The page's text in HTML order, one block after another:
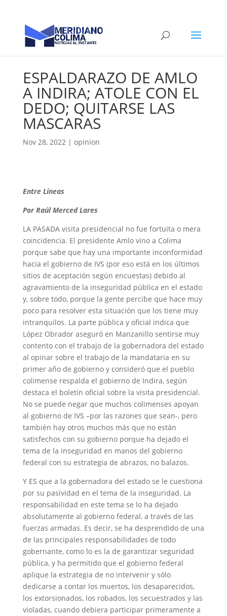
ESPALDARAZO DE AMLO
A INDIRA; ATOLE CON EL
DEDO; QUITARSE LAS
MASCARAS
Nov 28, 2022| opinion
Entre Líneas
Por Raúl Merced Lares
LA PASADA visita presidencial no fue fortuita o mera
coincidencia. El presidente Amlo vino a Colima
porque sabe que hay una importante inconformidad
hacia el gobierno de IVS (por eso está en los últimos
sitios de aceptación según encuestas) debido al
agravamiento de la inseguridad pública en el estado
y, sobre todo, porque la gente percibe que hace muy
poco para resolver esta situación que los tiene muy
intranquilos. La parte pública y oficial indica que
López Obrador aseguró en Manzanillo sentirse muy
contento con el trabajo de la gobernadora del estado
al opinar sobre el trabajo de la mandataria en su
primer año de gobierno y consideró que el pueblo
colimense respalda el gobierno de Indira, según
destaca el boletín oficial sobre la visita presidencial.
No se puede negar que muchos colimenses apoyan
al gobierno de IVS –por las razones que sean-, pero
también hay otros muchos más que no están
satisfechos con su gobierno porque ha dejado el
tema de la inseguridad en manos del gobierno
federal con su estrategia de abrazos, no balazos.
Y ES que a la gobernadora del estado se le cuestiona
por su pasividad en el tema de la inseguridad. La
responsabilidad en este tema se lo ha dejado
absolutamente al gobierno federal, a través de las
fuerzas armadas. Es decir, se ha desprendido de una
de las principales responsabilidades de todo
gobernante, como lo es la de garantizar seguridad
pública, y ha permitido que el gobierno federal
aplique la estrategia de no intervenir y sólo
dedicarse a contar los muertos, los desaparecidos,
los extorsionados, los robados, los secuestrados y las
violadas, cuando debiera participar primeramente a